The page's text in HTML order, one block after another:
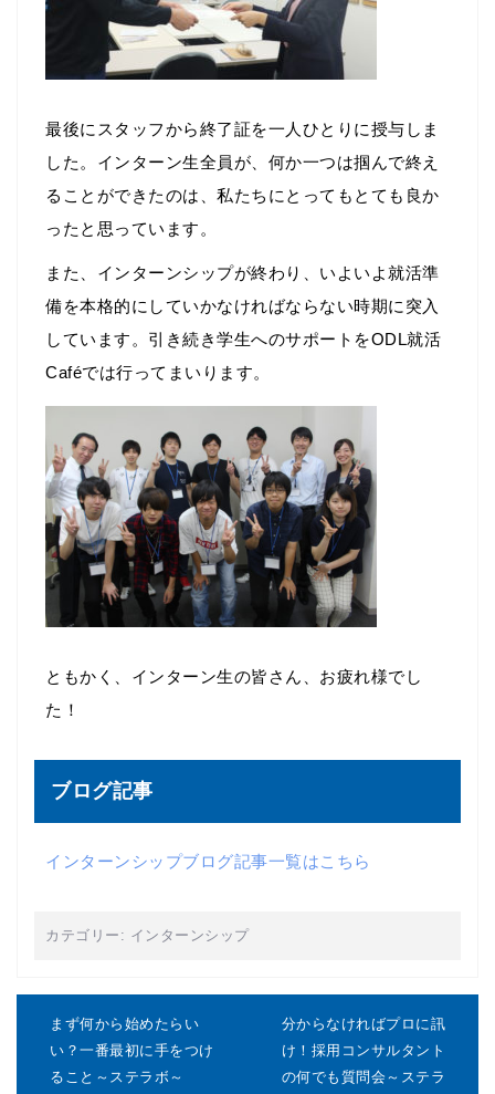
最後にスタッフから終了証を一人ひとりに授与しま
した。インターン生全員が、何か一つは掴んで終え
ることができたのは、私たちにとってもとても良か
ったと思っています。
また、インターンシップが終わり、いよいよ就活準
備を本格的にしていかなければならない時期に突入
しています。引き続き学生へのサポートをODL就活
Caféでは行ってまいります。
ともかく、インターン生の皆さん、お疲れ様でし
た！
ブログ記事
インターンシップブログ記事一覧はこちら
カテゴリー: インターンシップ
まず何から始めたらい
い？一番最初に手をつけ
ること～ステラボ～
分からなければプロに訊
け！採用コンサルタント
の何でも質問会～ステラ